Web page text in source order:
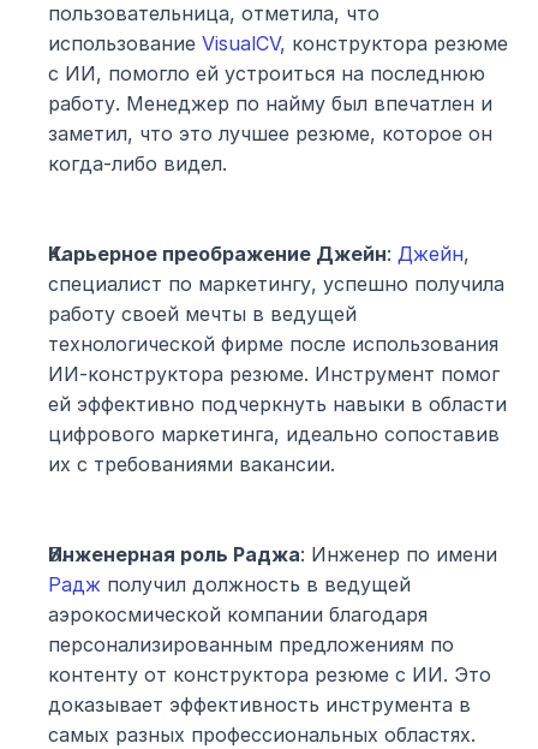
пользовательница, отметила, что
использование VisualCV, конструктора резюме
с ИИ, помогло ей устроиться на последнюю
работу. Менеджер по найму был впечатлен и
заметил, что это лучшее резюме, которое он
когда-либо видел.
Карьерное преображение Джейн: Джейн,
специалист по маркетингу, успешно получила
работу своей мечты в ведущей
технологической фирме после использования
ИИ-конструктора резюме. Инструмент помог
ей эффективно подчеркнуть навыки в области
цифрового маркетинга, идеально сопоставив
их с требованиями вакансии.
Инженерная роль Раджа
Радж получил должность в ведущей
аэрокосмической компании благодаря
персонализированным предложениям по
контенту от конструктора резюме с ИИ. Это
доказывает эффективность инструмента в
самых разных профессиональных областях.